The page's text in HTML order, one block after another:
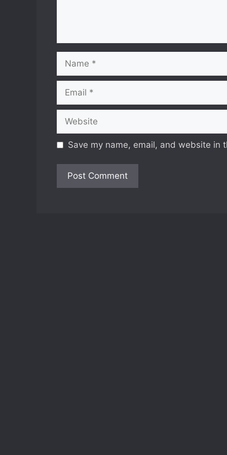
Save my name, email, and website in